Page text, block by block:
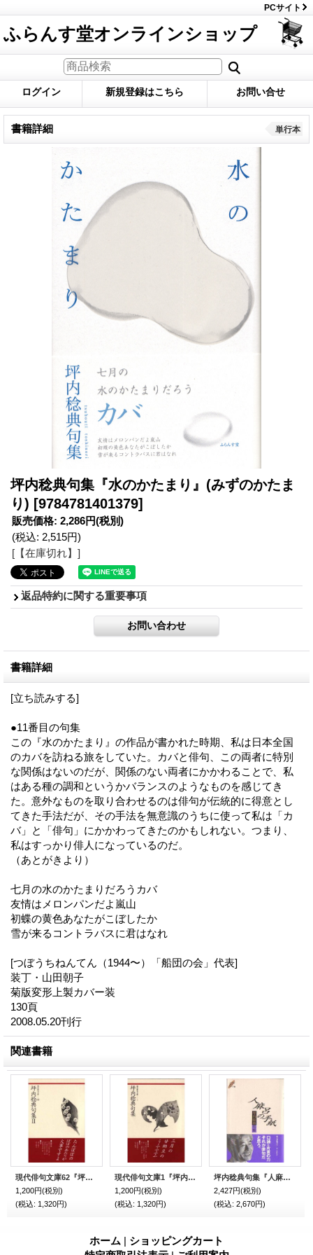
PCサイト
ふらんす堂オンラインショップ
ログイン 新規登録はこちら お問い合せ
書籍詳細 単行本
坪内稔典句集『水のかたまり』(みずのかたま
り) [9784781401379]
販売価格: 2,286円(税別)
(税込: 2,515円)
[【在庫切れ】]
返品特約に関する重要事項
書籍詳細
[立ち読みする]
●11番目の句集
この『水のかたまり』の作品が書かれた時期、私は日本全国
のカバを訪ねる旅をしていた。カバと俳句、この両者に特別
な関係はないのだが、関係のない両者にかかわることで、私
はある種の調和というかバランスのようなものを感じてき
た。意外なものを取り合わせるのは俳句が伝統的に得意とし
てきた手法だが、その手法を無意識のうちに使って私は「カ
バ」と「俳句」にかかわってきたのかもしれない。つまり、
私はすっかり俳人になっているのだ。
（あとがきより）
七月の水のかたまりだろうカバ
友情はメロンパンだよ嵐山
初蝶の黄色あなたがこぼしたか
雪が来るコントラバスに君はなれ
[つぼうちねんてん（1944〜）「船団の会」代表]
装丁・山田朝子
菊版変形上製カバー装
130頁
2008.05.20刊行
関連書籍
現代俳句文庫62『坪内稔典句集2』（つぼうちねんてんくしゅう２）
1,200円(税別)
(税込: 1,320円)
現代俳句文庫1『坪内稔典句集』（つぼうちねんてんくしゅう）
1,200円(税別)
(税込: 1,320円)
坪内稔典句集『人麻呂の手紙』（ひとまろのてがみ）
2,427円(税別)
(税込: 2,670円)
ホーム | ショッピングカート